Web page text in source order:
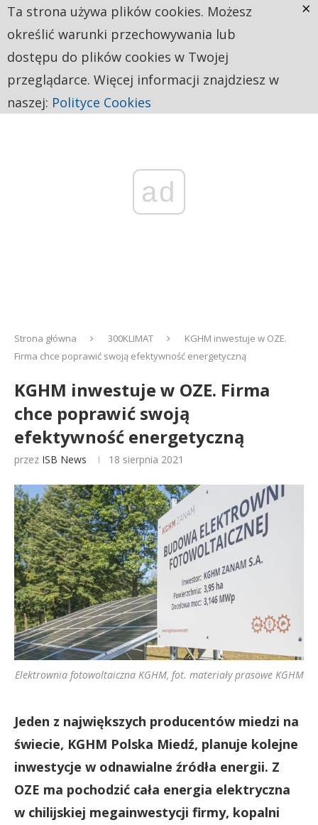
ad
Strona główna 300KLIMAT
KGHM inwestuje w OZE.
Firma chce poprawić swoją efektywność energetyczną
KGHM inwestuje w OZE. Firma
chce poprawić swoją
efektywność energetyczną
przez ISB News 18 sierpnia 2021
Elektrownia fotowoltaiczna KGHM, fot. materiały prasowe KGHM
Jeden z największych producentów miedzi na
świecie, KGHM Polska Miedź, planuje kolejne
inwestycje w odnawialne źródła energii. Z
OZE ma pochodzić cała energia elektryczna
w chilijskiej megainwestycji firmy, kopalni
Ta strona używa plików cookies. Możesz
określić warunki przechowywania lub
dostępu do plików cookies w Twojej
przeglądarce. Więcej informacji znajdziesz w
naszej: Polityce Cookies
×